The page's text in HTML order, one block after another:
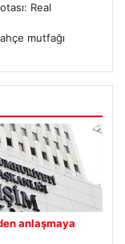
Real
mutfağı
anlaşmaya